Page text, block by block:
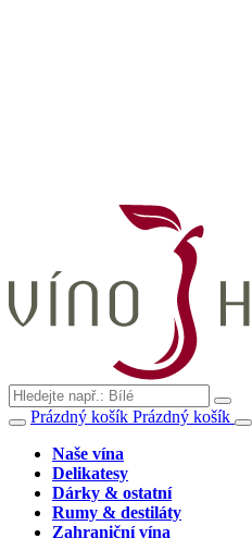
Prázdný košík Prázdný košík
Naše vína
Delikatesy
Dárky & ostatní
Rumy & destiláty
Zahraniční vína